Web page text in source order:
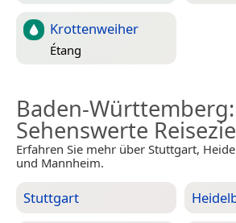
Krottenweiher
Étang
Baden-Württemberg:
Sehenswerte
Erfahren Sie mehr über Stuttgart,
und Mannheim.
Stuttgart